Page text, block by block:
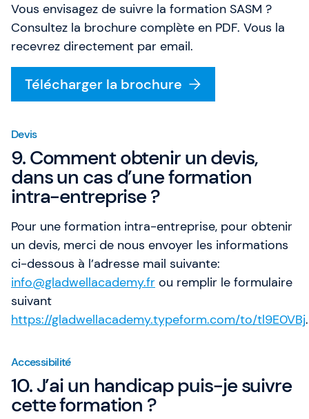
Vous envisagez de suivre la formation SASM ?
Consultez la brochure complète en PDF. Vous la
recevrez directement par email.
Télécharger la brochure
Devis
9. Comment obtenir un devis,
dans un cas d’une formation
intra-entreprise ?
Pour une formation intra-entreprise, pour obtenir
un devis, merci de nous envoyer les informations
ci-dessous à l’adresse mail suivante:
info@gladwellacademy.fr ou remplir le formulaire
suivant
https://gladwellacademy.typeform.com/to/tl9E0VBj.
Accessibilité
10. J’ai un handicap puis-je suivre
cette formation ?